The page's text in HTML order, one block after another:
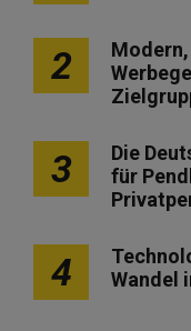
2
3
Die
für
4
Wandel